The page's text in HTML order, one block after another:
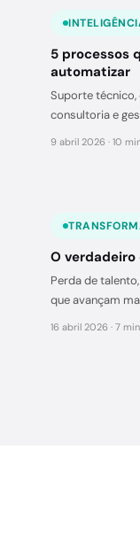
5 processos
automatizar
Suporte técnico,
consultoria e
9 abril 2026 · 10
O
Perda de
que avançam
16 abril 2026 · 7 min